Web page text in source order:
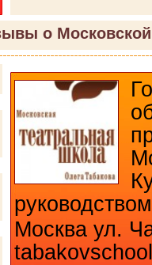
о Московской
Москва ул.